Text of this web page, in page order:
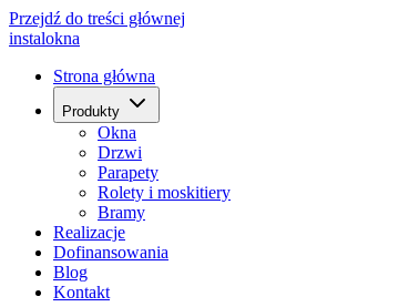
Przejdź do treści głównej
instalokna
Strona główna
Produkty
Okna
Drzwi
Parapety
Rolety i moskitiery
Bramy
Realizacje
Dofinansowania
Blog
Kontakt